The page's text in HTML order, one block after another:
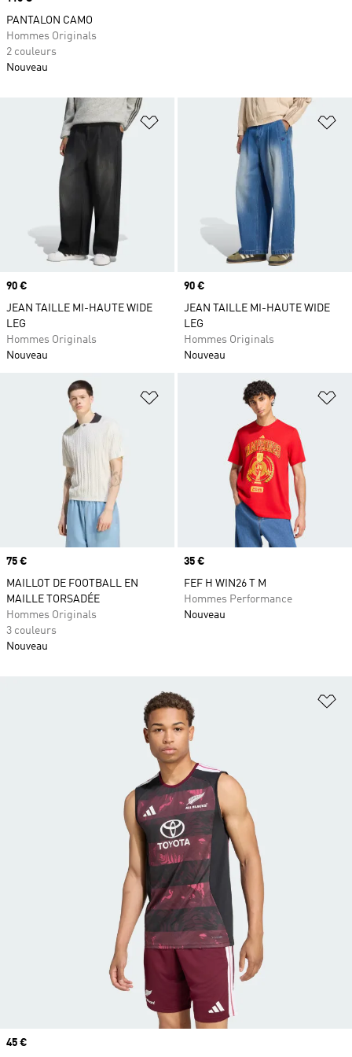
Ajouter à la Liste de produits
Prix
90 €
JEAN TAILLE MI-HAUTE WIDE
LEG
Hommes Originals
Nouveau
Prix
90 €
JEAN TAILLE MI-HAUTE WIDE
LEG
Hommes Originals
Nouveau
Ajouter à la Liste de produits
Prix
75 €
MAILLOT DE FOOTBALL EN
MAILLE TORSADÉE
Hommes Originals
3 couleurs
Nouveau
Prix
35 €
FEF H WIN26 T M
Hommes Performance
Nouveau
PANTALON CAMO
Hommes Originals
2 couleurs
Nouveau
Prix
45 €